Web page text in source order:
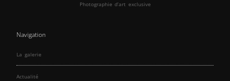
Photographie d’art exclusive
Navigation
La galerie
Actualité